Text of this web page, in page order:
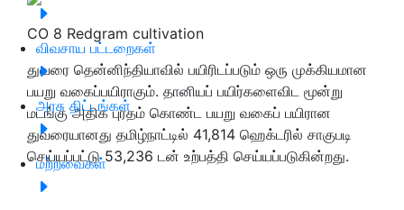
விவசாய பட்டறைகள்
அரசு திட்டங்கள்
மற்றவைகள்
CO 8 Redgram cultivation
துவரை தென்னிந்தியாவில் பயிரிடப்படும் ஒரு முக்கியமான
பயறு வகைப்பயிராகும். தானியப் பயிர்களைவிட மூன்று
மடங்கு அதிக புரதம் கொண்ட பயறு வகைப் பயிரான
துவரையானது தமிழ்நாட்டில் 41,814 ஹெக்டரில் சாகுபடி
செய்யப்பட்டு 53,236 டன் உற்பத்தி செய்யப்படுகின்றது.